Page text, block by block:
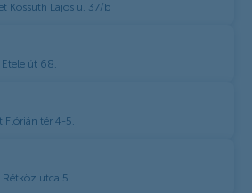
Kossuth Lajos u. 37/b
Etele út 68.
Flórián tér 4-5.
Rétköz utca 5.